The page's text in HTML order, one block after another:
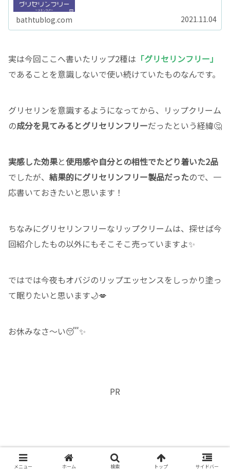
bathtublog.com 2021.11.04
実は今回ここへ書いたリップ2種は 「グリセリンフリー」
であることを意識しないで使い続けていたものなんです。
グリセリンを意識するようになってから、リップクリーム
の成分を見てみるとグリセリンフリーだったという経緯🤔
実感した効果と使用感や自分との相性でたどり着いた2品
でしたが、 結果的にグリセリンフリー製品だったので、一
応書いておきたいと思います！
ちなみにグリセリンフリーなリップクリームは、探せば今
回紹介したもの以外にもそこそこ売っていますよ✨
ではでは今夜もオバジのリップエッセンスをしっかり塗っ
て眠りたいと思います🌙💋
お休みなさ〜い😴✨
PR
メニュー ホーム 検索 トップ サイドバー